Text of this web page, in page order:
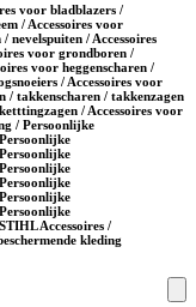
voor bladblazers /
/ Accessoires voor
nevelspuiten / Accessoires
voor grondboren /
voor heggenscharen /
/ Accessoires voor
/ takkenscharen / takkenzagen
/ Accessoires voor
/ Persoonlijke
Accessoires /
kleding